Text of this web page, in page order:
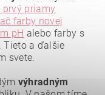
ochrany
priamy
farby novej
pH alebo farby s
Tieto a ďalšie
svete.
výhradným